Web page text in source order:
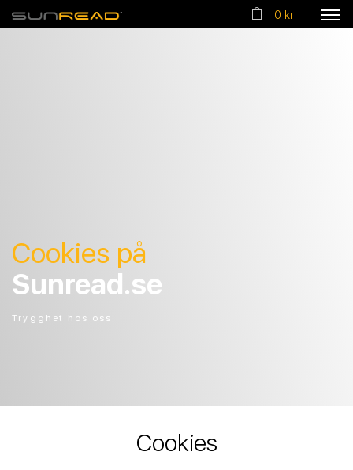
0 kr
Cookies på
Sunread.se
Trygghet hos oss
Cookies